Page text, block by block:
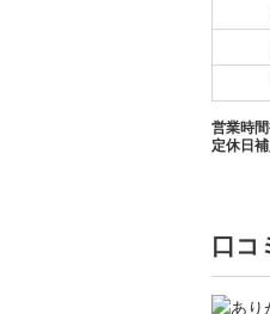
営業時
定休日
口コ